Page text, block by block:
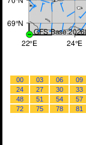
00 03 06 09
24
27 30 33
48
51 54 57
72
75 78 81